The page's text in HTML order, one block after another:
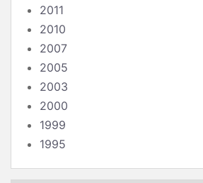
2011
2010
2007
2005
2003
2000
1999
1995